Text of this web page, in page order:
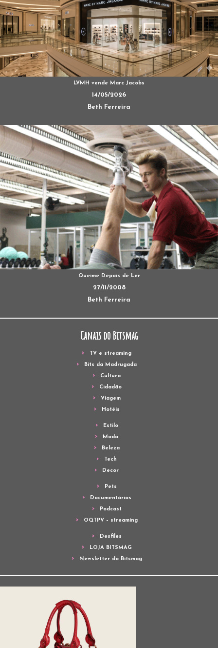
LVMH vende Marc Jacobs
14/05/2026
Beth Ferreira
Queime Depois de Ler
27/11/2008
Beth Ferreira
Canais do Bitsmag
TV e streaming
Bits da Madrugada
Cultura
Cidadão
Viagem
Hotéis
Estilo
Moda
Beleza
Tech
Decor
Pets
Documentários
Podcast
OQTPV – streaming
Desfiles
LOJA BITSMAG
Newsletter do Bitsmag